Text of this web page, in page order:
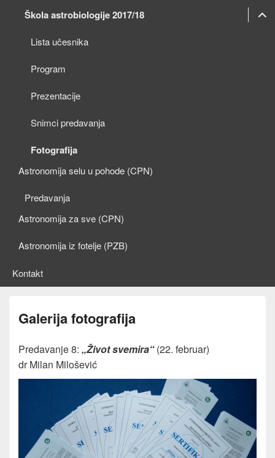
menu
Škola astrobiologije 2017/18
Lista učesnika
Program
Prezentacije
Snimci predavanja
Fotografija
Astronomija selu u pohode (CPN)
Predavanja
Astronomija za sve (CPN)
Astronomija iz fotelje (PZB)
Kontakt
Galerija fotografija
Predavanje 8: „Život svemira“(22. februar)
dr Milan Milošević